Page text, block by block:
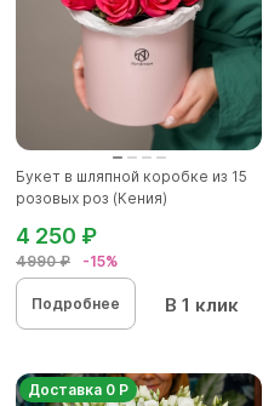
Букет в шляпной коробке из 15
розовых роз (Кения)
4990 ₽ -15%
4 250 ₽
Подробнее В 1 клик
Доставка 0 Р